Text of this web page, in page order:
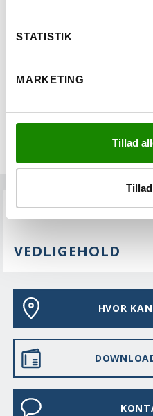
STATISTIK
MARKETING
Tillad
FAQS
VEDLIGEHOLD
HVOR